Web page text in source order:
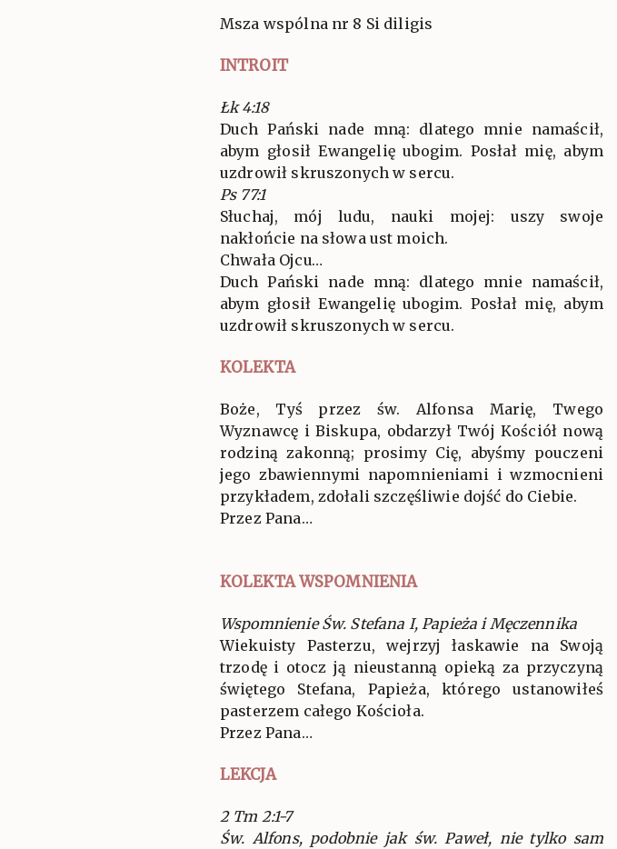
Msza wspólna nr 8 Si diligis
INTROIT
Łk 4:18
Duch Pański nade mną: dlatego mnie namaścił,
abym głosił Ewangelię ubogim. Posłał mię, abym
uzdrowił skruszonych w sercu.
Ps 77:1
Słuchaj, mój ludu, nauki mojej: uszy swoje
nakłońcie na słowa ust moich.
Chwała Ojcu…
Duch Pański nade mną: dlatego mnie namaścił,
abym głosił Ewangelię ubogim. Posłał mię, abym
uzdrowił skruszonych w sercu.
KOLEKTA
Boże, Tyś przez św. Alfonsa Marię, Twego
Wyznawcę i Biskupa, obdarzył Twój Kościół nową
rodziną zakonną; prosimy Cię, abyśmy pouczeni
jego zbawiennymi napomnieniami i wzmocnieni
przykładem, zdołali szczęśliwie dojść do Ciebie.
Przez Pana…
KOLEKTA WSPOMNIENIA
Wspomnienie Św. Stefana I, Papieża i Męczennika
Wiekuisty Pasterzu, wejrzyj łaskawie na Swoją
trzodę i otocz ją nieustanną opieką za przyczyną
świętego Stefana, Papieża, którego ustanowiłeś
pasterzem całego Kościoła.
Przez Pana…
LEKCJA
2 Tm 2:1-7
Św. Alfons, podobnie jak św. Paweł, nie tylko sam